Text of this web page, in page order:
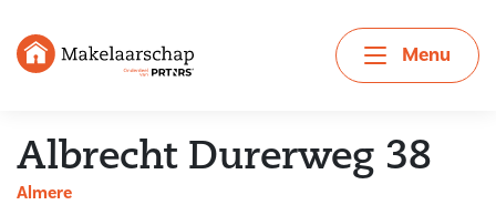
Menu
Albrecht Durerweg 38
Almere